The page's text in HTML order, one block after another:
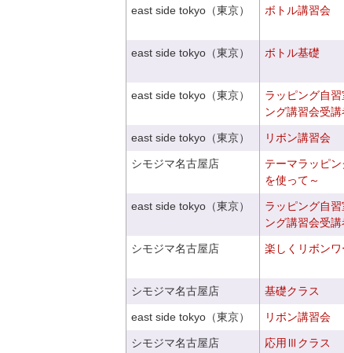
east side tokyo（東京） ボトル講習会
east side tokyo（東京） ボトル基礎
east side tokyo（東京）
ラッピング自
ング講習会受講
east side tokyo（東京） リボン講習会
シモジマ名古屋店
テーマラッピ
を使って～
east side tokyo（東京）
ラッピング自
ング講習会受講
シモジマ名古屋店 楽しくリボンワ
シモジマ名古屋店 基礎クラス
east side tokyo（東京） リボン講習会
シモジマ名古屋店 応用Ⅲクラス